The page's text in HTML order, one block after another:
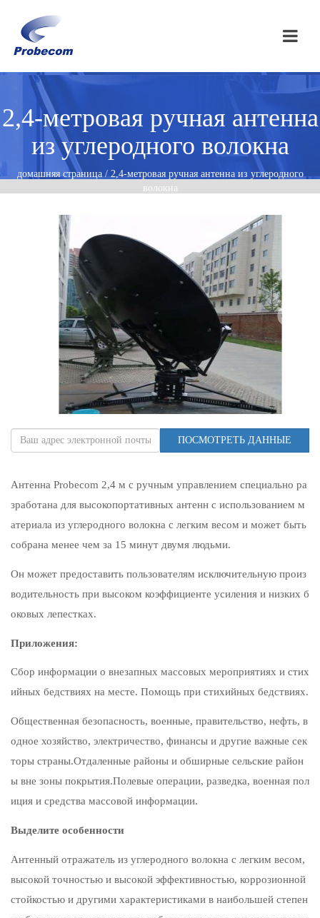
2,4-метровая ручная антенна
из углеродного волокна
домашняя страница / 2,4-метровая ручная антенна из углеродного
волокна
ПОСМОТРЕТЬ ДАННЫЕ
Антенна Probecom 2,4 м с ручным управлением специально ра
зработана для высокопортативных антенн с использованием м
атериала из углеродного волокна с легким весом и может быть
собрана менее чем за 15 минут двумя людьми.
Он может предоставить пользователям исключительную произ
водительность при высоком коэффициенте усиления и низких б
оковых лепестках.
Приложения:
Сбор информации о внезапных массовых мероприятиях и стих
ийных бедствиях на месте. Помощь при стихийных бедствиях.
Общественная безопасность, военные, правительство, нефть, в
одное хозяйство, электричество, финансы и другие важные сек
торы страны.Отдаленные районы и обширные сельские район
ы вне зоны покрытия.Полевые операции, разведка, военная пол
иция и средства массовой информации.
Выделите особенности
Антенный отражатель из углеродного волокна с легким весом,
высокой точностью и высокой эффективностью, коррозионной
стойкостью и другими характеристиками в наибольшей степен